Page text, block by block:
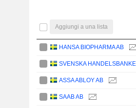
Aggiungi a una lista
HANSA BIOPHARMA AB
ASSA ABLOY AB
SAAB AB